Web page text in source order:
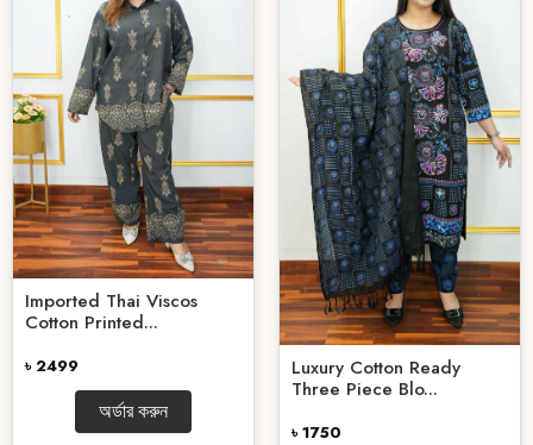
Imported Thai Viscos
Cotton Printed...
৳ 2499
অর্ডার করুন
Luxury Cotton Ready
Three Piece Blo...
৳ 1750